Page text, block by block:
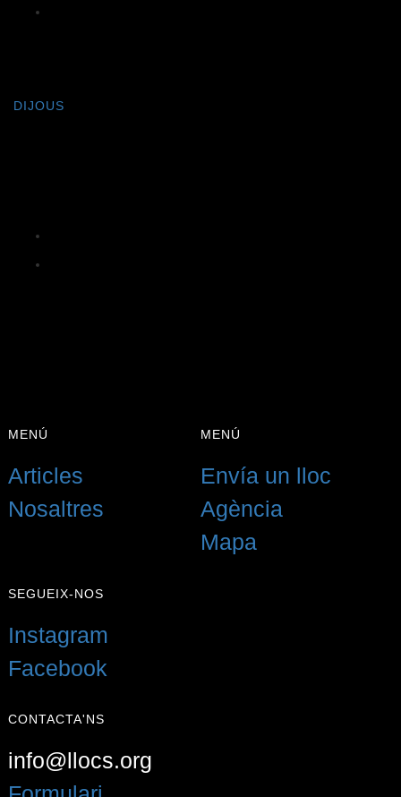
DIJOUS
CONTACTA'NS
info@llocs.org
SEGUEIX-NOS
Instagram
Facebook
MENÚ
Envía un lloc
Agència
Mapa
MENÚ
Articles
Nosaltres